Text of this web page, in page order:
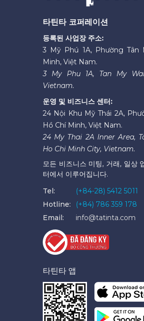
타틴타 코퍼레이션
등록된 사업장 주소:
3 Mỹ Phú 1A, Phường Tân
Minh, Việt Nam.
3 My Phu 1A, Tan My
Vietnam.
운영 및 비즈니스 센터:
24 Nội Khu Mỹ Thái 2A,
Hồ Chí Minh, Việt Nam.
24 My Thai 2A Inner Area,
Ho Chi Minh City, Vietnam.
모든 비즈니스 미팅, 거래, 일상
터에서 이루어집니다.
Tel:
(+84-28) 5412 5011
Hotline:
(+84) 786 359 178
Email:
info@tatinta.com
타틴타 앱